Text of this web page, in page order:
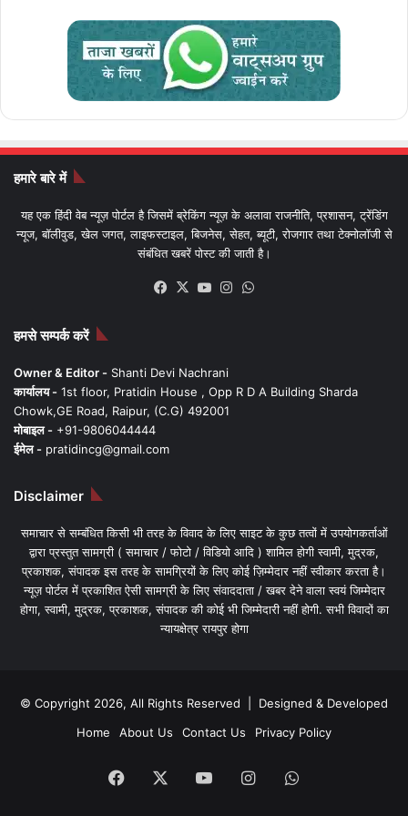
हमारे बारे में
यह एक हिंदी वेब न्यूज़ पोर्टल है जिसमें ब्रेकिंग न्यूज़ के अलावा राजनीति, प्रशासन, ट्रेंडिंग
न्यूज, बॉलीवुड, खेल जगत, लाइफस्टाइल, बिजनेस, सेहत, ब्यूटी, रोजगार तथा टेक्नोलॉजी से
संबंधित खबरें पोस्ट की जाती है।
Facebook
X YouTubeInstagram
हमसे सम्पर्क करें
Owner & Editor - Shanti Devi Nachrani
कार्यालय - 1st floor, Pratidin House , Opp R D A Building Sharda
Chowk,GE Road, Raipur, (C.G) 492001
मोबाइल - +91-9806044444
ईमेल - pratidincg@gmail.com
Disclaimer
समाचार से सम्बंधित किसी भी तरह के विवाद के लिए साइट के कुछ तत्वों में उपयोगकर्ताओं
द्वारा प्रस्तुत सामग्री ( समाचार / फोटो / विडियो आदि ) शामिल होगी स्वामी, मुद्रक,
प्रकाशक, संपादक इस तरह के सामग्रियों के लिए कोई ज़िम्मेदार नहीं स्वीकार करता है।
न्यूज़ पोर्टल में प्रकाशित ऐसी सामग्री के लिए संवाददाता / खबर देने वाला स्वयं जिम्मेदार
होगा, स्वामी, मुद्रक, प्रकाशक, संपादक की कोई भी जिम्मेदारी नहीं होगी. सभी विवादों का
न्यायक्षेत्र रायपुर होगा
© Copyright 2026, All Rights Reserved | Designed & Developed
Home
About Us Contact Us Privacy Policy
Facebook YouTubeInstagramWhatsApp